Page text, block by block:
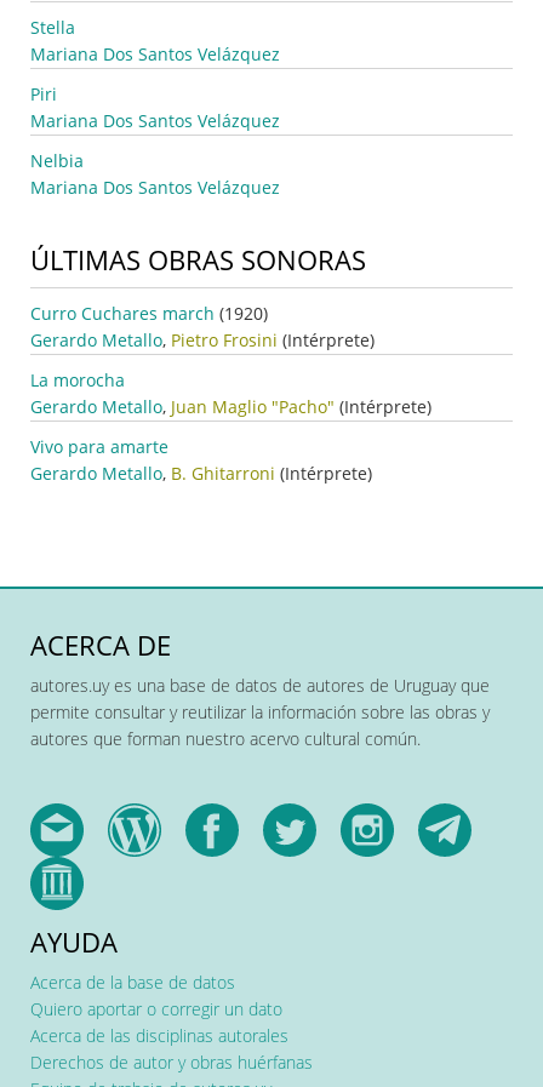
Stella
Mariana Dos Santos Velázquez
Piri
Mariana Dos Santos Velázquez
Nelbia
Mariana Dos Santos Velázquez
ÚLTIMAS OBRAS SONORAS
Curro Cuchares march (1920)
Gerardo Metallo, Pietro Frosini (Intérprete)
La morocha
Gerardo Metallo, Juan Maglio "Pacho" (Intérprete)
Vivo para amarte
Gerardo Metallo, B. Ghitarroni (Intérprete)
ACERCA DE
autores.uy es una base de datos de autores de Uruguay que
permite consultar y reutilizar la información sobre las obras y
autores que forman nuestro acervo cultural común.
AYUDA
Acerca de la base de datos
Quiero aportar o corregir un dato
Acerca de las disciplinas autorales
Derechos de autor y obras huérfanas